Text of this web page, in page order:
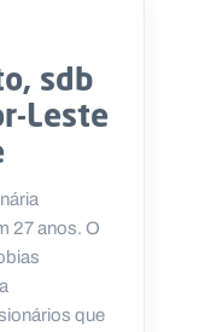
sdb
Leste
27 anos. O
que